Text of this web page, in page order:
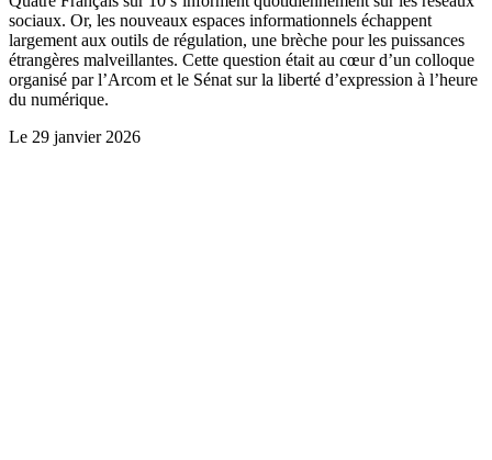
sociaux. Or, les nouveaux espaces informationnels échappent
largement aux outils de régulation, une brèche pour les puissances
étrangères malveillantes. Cette question était au cœur d’un colloque
organisé par l’Arcom et le Sénat sur la liberté d’expression à l’heure
du numérique.
Le 29 janvier 2026